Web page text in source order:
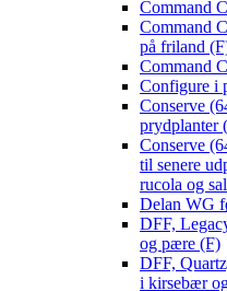
Command
Command
på friland
Command
Configure i
Conserve
prydplanter
Conserve
til senere
rucola og
Delan WG
DFF,
og pære (F)
DFF,
i kirsebær